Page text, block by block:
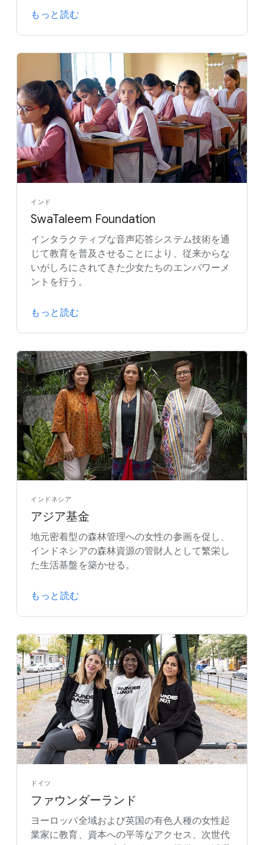
もっと読む
インド
SwaTaleem Foundation
インタラクティブな音声応答システム技術を通
じて教育を普及させることにより、従来からな
いがしろにされてきた少女たちのエンパワーメ
ントを行う。
もっと読む
インドネシア
アジア基金
地元密着型の森林管理への女性の参画を促し、
インドネシアの森林資源の管財人として繁栄し
た生活基盤を築かせる。
もっと読む
ドイツ
ファウンダーランド
ヨーロッパ全域および英国の有色人種の女性起
業家に教育、資本への平等なアクセス、次世代